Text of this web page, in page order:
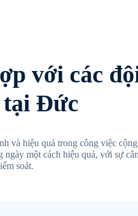
với các
tại Đức
và hiệu quả trong công việc
một cách hiệu quả, với sự
soát.